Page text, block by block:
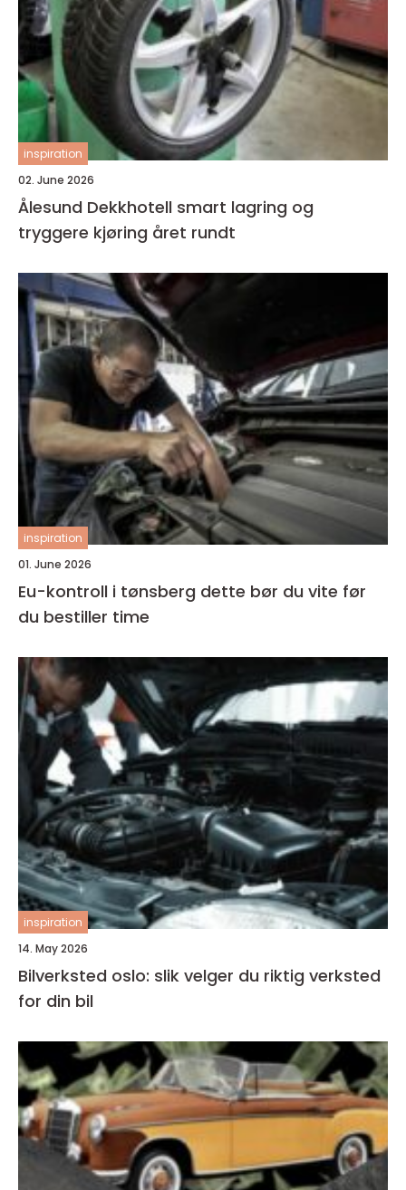
inspiration
02. June 2026
Ålesund Dekkhotell smart lagring og
tryggere kjøring året rundt
inspiration
01. June 2026
Eu-kontroll i tønsberg dette bør du vite før
du bestiller time
inspiration
14. May 2026
Bilverksted oslo: slik velger du riktig verksted
for din bil